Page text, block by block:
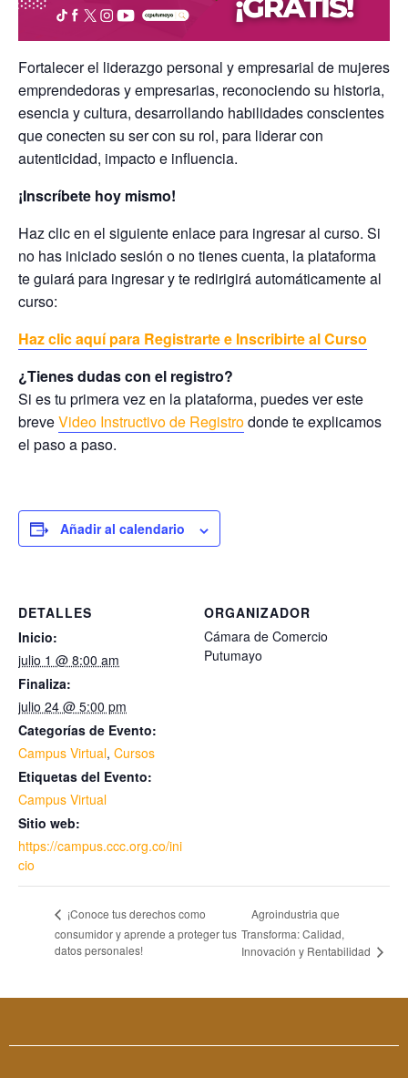
Fortalecer el liderazgo personal y empresarial de mujeres
emprendedoras y empresarias, reconociendo su historia,
esencia y cultura, desarrollando habilidades conscientes
que conecten su ser con su rol, para liderar con
autenticidad, impacto e influencia.
¡Inscríbete hoy mismo!
Haz clic en el siguiente enlace para ingresar al curso. Si
no has iniciado sesión o no tienes cuenta, la plataforma
te guiará para ingresar y te redirigirá automáticamente al
curso:
Haz clic aquí para Registrarte e Inscribirte al Curso
¿Tienes dudas con el registro?
Si es tu primera vez en la plataforma, puedes ver este
breveVideo Instructivo de Registrodonde te explicamos
el paso a paso.
Añadir al calendario
DETALLES
Inicio:
julio 1 @ 8:00 am
Finaliza:
julio 24 @ 5:00 pm
Categorías de Evento:
Campus Virtual, Cursos
Etiquetas del Evento:
Campus Virtual
Sitio web:
https://campus.ccc.org.co/ini
cio
ORGANIZADOR
Cámara de Comercio
Putumayo
¡Conoce tus derechos como
consumidor y aprende a proteger tus
datos personales!
Agroindustria que
Transforma: Calidad,
Innovación y Rentabilidad